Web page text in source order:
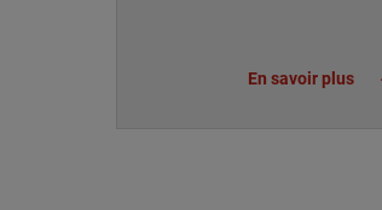
En savoir plus